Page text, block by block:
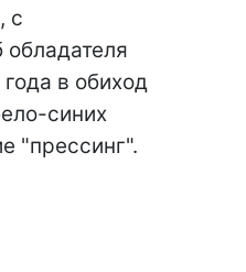
, с
в обиход
синих
"прессинг".